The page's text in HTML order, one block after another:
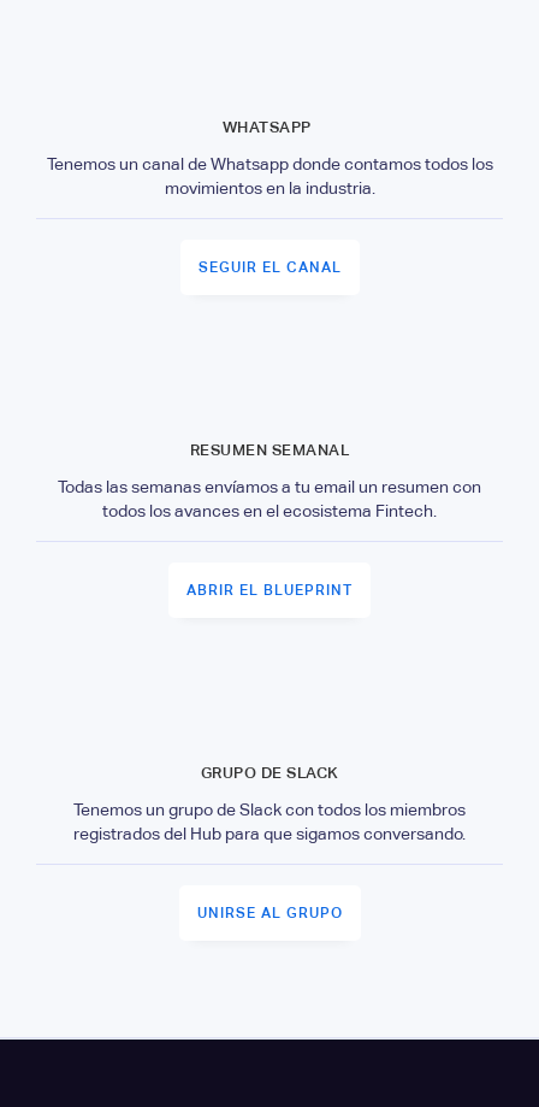
WHATSAPP
Tenemos un canal de Whatsapp donde contamos todos los
movimientos en la industria.
SEGUIR EL CANAL
RESUMEN SEMANAL
Todas las semanas envíamos a tu email un resumen con
todos los avances en el ecosistema Fintech.
ABRIR EL BLUEPRINT
GRUPO DE SLACK
Tenemos un grupo de Slack con todos los miembros
registrados del Hub para que sigamos conversando.
UNIRSE AL GRUPO